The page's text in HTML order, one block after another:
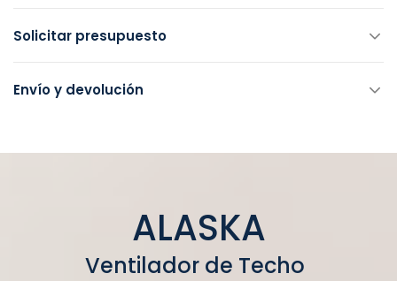
Solicitar presupuesto
Envío y devolución
ALASKA
Ventilador de Techo